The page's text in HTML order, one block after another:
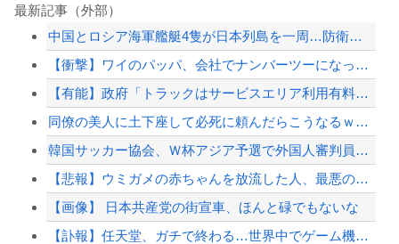
最新記事（外部）
中国とロシア海軍艦艇4隻が日本列島を一周…防衛省が全航路を公開！
【衝撃】ワイのパッパ、会社でナンバーツーになった結果ｗｗｗｗｗｗｗｗｗｗ
【有能】政府「トラックはサービスエリア利用有料化すればサボらず走るし流問題解決じ...
同僚の美人に土下座して必死に頼んだらこうなるｗｗｗ
韓国サッカー協会、Ｗ杯アジア予選で外国人審判員に性的接待か…韓国放送局が独占報道
【悲報】ウミガメの赤ちゃんを放流した人、最悪の行動だと叩かれるｗｗｗｗ
【画像】 日本共産党の街宣車、ほんと碌でもないな
【訃報】任天堂、ガチで終わる…世界中でゲーム機が売れなくなってしまった模様